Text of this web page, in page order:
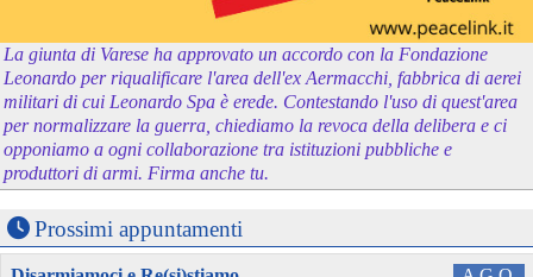
La giunta di Varese ha approvato un accordo con la Fondazione
Leonardo per riqualificare l'area dell'ex Aermacchi, fabbrica di aerei
militari di cui Leonardo Spa è erede. Contestando l'uso di quest'area
per normalizzare la guerra, chiediamo la revoca della delibera e ci
opponiamo a ogni collaborazione tra istituzioni pubbliche e
produttori di armi. Firma anche tu.
Prossimi appuntamenti